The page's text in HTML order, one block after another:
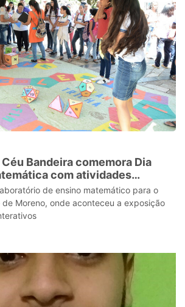
Céu Bandeira comemora Dia
com atividades
de ensino matemático para o
Moreno, onde aconteceu a exposição